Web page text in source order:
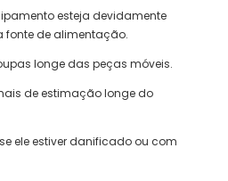
esteja devidamente
fonte de alimentação.
longe das peças móveis.
de estimação longe do
ele estiver danificado ou com